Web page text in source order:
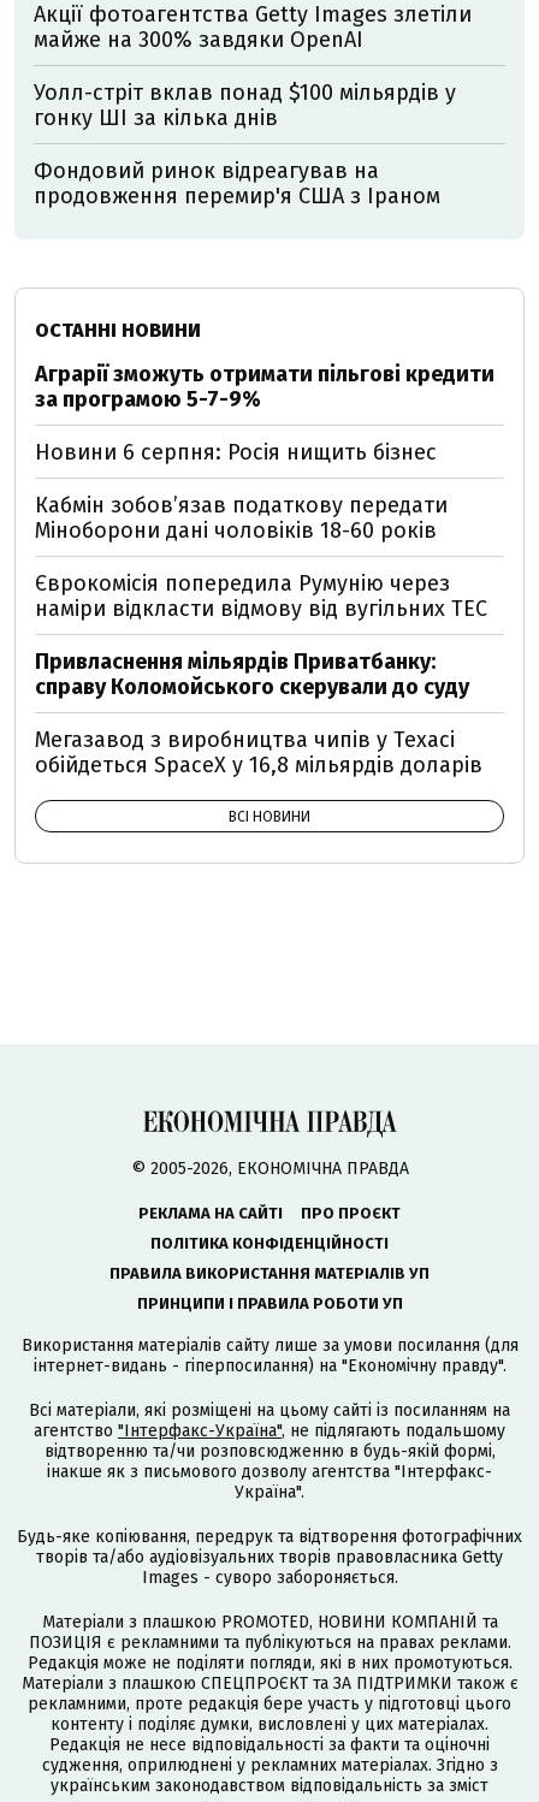
Акції фотоагентства Getty Images злетіли
майже на 300% завдяки OpenAI
Уолл-стріт вклав понад $100 мільярдів у
гонку ШІ за кілька днів
Фондовий ринок відреагував на
продовження перемир'я США з Іраном
ОСТАННІ НОВИНИ
Аграрії зможуть отримати пільгові кредити
за програмою 5-7-9%
Новини 6 серпня: Росія нищить бізнес
Кабмін зобовʼязав податкову передати
Міноборони дані чоловіків 18-60 років
Єврокомісія попередила Румунію через
наміри відкласти відмову від вугільних ТЕС
Привласнення мільярдів Приватбанку:
справу Коломойського скерували до суду
Мегазавод з виробництва чипів у Техасі
обійдеться SpaceX у 16,8 мільярдів доларів
ВСІ НОВИНИ
© 2005-2026, ЕКОНОМІЧНА ПРАВДА
РЕКЛАМА НА САЙТІ
ПРО ПРОЄКТ
ПОЛІТИКА КОНФІДЕНЦІЙНОСТІ
ПРАВИЛА ВИКОРИСТАННЯ МАТЕРІАЛІВ УП
ПРИНЦИПИ І ПРАВИЛА РОБОТИ УП
Використання матеріалів сайту лише за умови посилання (для
інтернет-видань - гіперпосилання) на "Економічну правду".
Всі матеріали, які розміщені на цьому сайті із посиланням на
агентство "Інтерфакс-Україна", не підлягають подальшому
відтворенню та/чи розповсюдженню в будь-якій формі,
інакше як з письмового дозволу агентства "Інтерфакс-
Україна".
Будь-яке копіювання, передрук та відтворення фотографічних
творів та/або аудіовізуальних творів правовласника Getty
Images - суворо забороняється.
Матеріали з плашкою PROMOTED, НОВИНИ КОМПАНІЙ та
ПОЗИЦІЯ є рекламними та публікуються на правах реклами.
Редакція може не поділяти погляди, які в них промотуються.
Матеріали з плашкою СПЕЦПРОЄКТ та ЗА ПІДТРИМКИ також є
рекламними, проте редакція бере участь у підготовці цього
контенту і поділяє думки, висловлені у цих матеріалах.
Редакція не несе відповідальності за факти та оціночні
судження, оприлюднені у рекламних матеріалах. Згідно з
українським законодавством відповідальність за зміст